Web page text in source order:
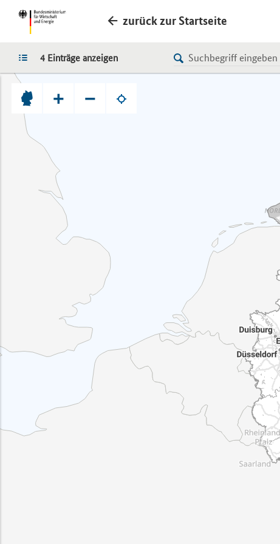
zurück zur Startseite
LISTE
4 Einträge anzeigen
+ −